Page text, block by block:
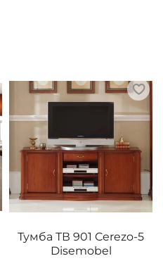
Тумба ТВ 901 Cerezo-5
Disemobel